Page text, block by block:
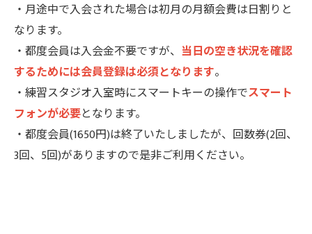
・月途中で入会された場合は初月の月額会費は日割りと
なります。
・都度会員は入会金不要ですが、 当日の空き状況を確認
するためには会員登録は必須となります。
・練習スタジオ入室時にスマートキーの操作でスマート
フォンが必要となります。
・都度会員(1650円)は終了いたしましたが、回数券(2回、
3回、5回)がありますので是非ご利用ください。